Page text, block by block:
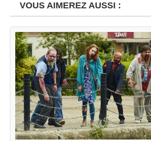
VOUS AIMEREZ AUSSI :